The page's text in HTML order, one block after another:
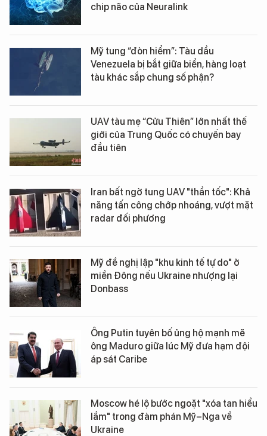
chip não của Neuralink
Mỹ tung “đòn hiểm”: Tàu dầu
Venezuela bị bắt giữa biển, hàng loạt
tàu khác sắp chung số phận?
UAV tàu mẹ “Cửu Thiên” lớn nhất thế
giới của Trung Quốc có chuyến bay
đầu tiên
Iran bất ngờ tung UAV "thần tốc": Khả
năng tấn công chớp nhoáng, vượt mặt
radar đối phương
Mỹ đề nghị lập "khu kinh tế tự do" ở
miền Đông nếu Ukraine nhượng lại
Donbass
Ông Putin tuyên bố ủng hộ mạnh mẽ
ông Maduro giữa lúc Mỹ đưa hạm đội
áp sát Caribe
Moscow hé lộ bước ngoặt "xóa tan hiểu
lầm" trong đàm phán Mỹ–Nga về
Ukraine